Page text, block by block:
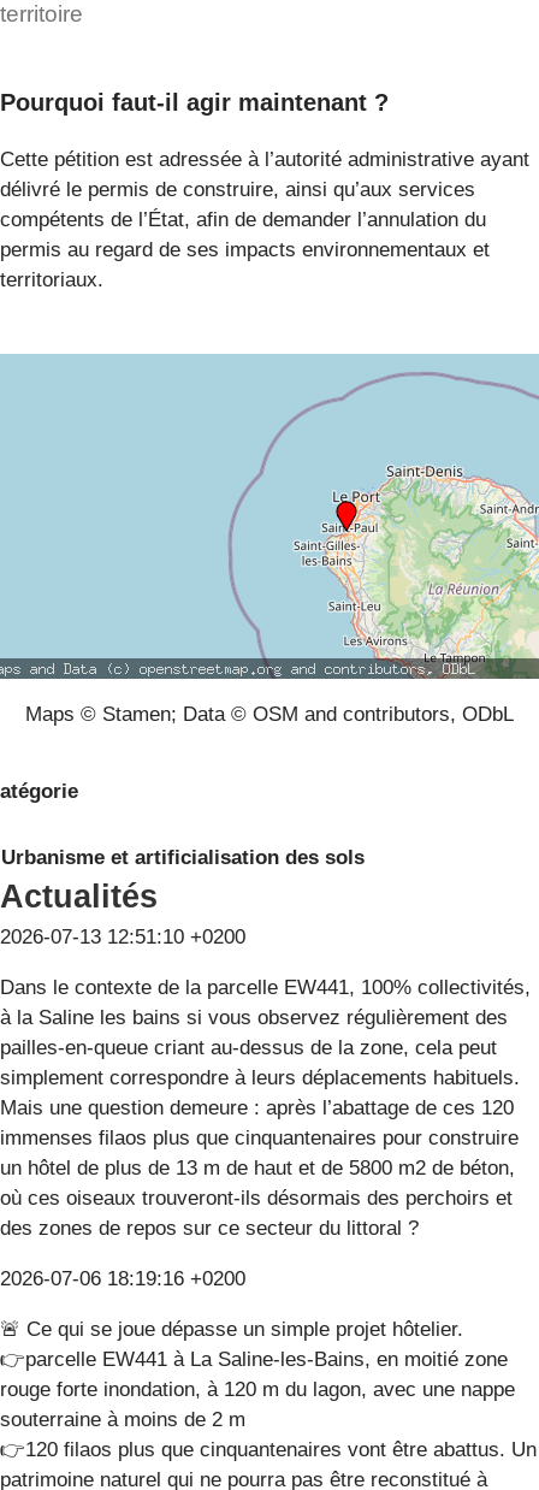
territoire
Pourquoi faut-il agir maintenant ?
Cette pétition est adressée à l’autorité administrative ayant
délivré le permis de construire, ainsi qu’aux services
compétents de l’État, afin de demander l’annulation du
permis au regard de ses impacts environnementaux et
territoriaux.
Maps © Stamen; Data © OSM and contributors, ODbL
Urbanisme et artificialisation des sols
Actualités
2026-07-13 12:51:10 +0200
Dans le contexte de la parcelle EW441, 100% collectivités,
à la Saline les bains si vous observez régulièrement des
pailles-en-queue criant au-dessus de la zone, cela peut
simplement correspondre à leurs déplacements habituels.
Mais une question demeure : après l’abattage de ces 120
immenses filaos plus que cinquantenaires pour construire
un hôtel de plus de 13 m de haut et de 5800 m2 de béton,
où ces oiseaux trouveront-ils désormais des perchoirs et
des zones de repos sur ce secteur du littoral ?
2026-07-06 18:19:16 +0200
🚨 Ce qui se joue dépasse un simple projet hôtelier.
👉parcelle EW441 à La Saline-les-Bains, en moitié zone
rouge forte inondation, à 120 m du lagon, avec une nappe
souterraine à moins de 2 m
👉120 filaos plus que cinquantenaires vont être abattus. Un
patrimoine naturel qui ne pourra pas être reconstitué à